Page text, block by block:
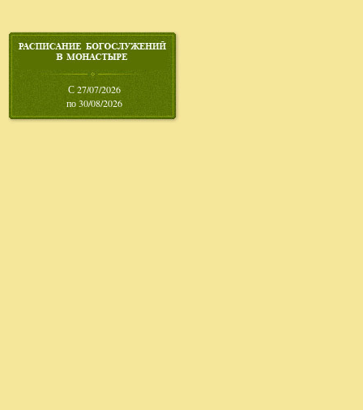
С 27/07/2026
по 30/08/2026